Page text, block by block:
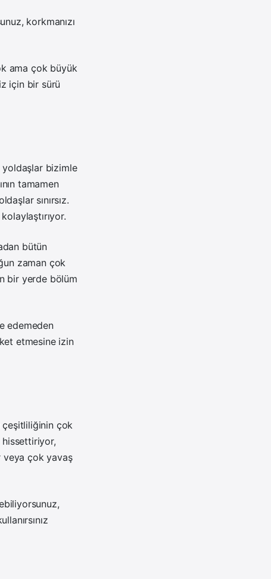
korkmanızı
ama çok büyük
için bir sürü
yoldaşlar bizimle
tamamen
sınırsız.
bütün
zaman çok
bir yerde bölüm
edemeden
etmesine izin
çeşitliliğinin çok
hissettiriyor,
veya çok yavaş